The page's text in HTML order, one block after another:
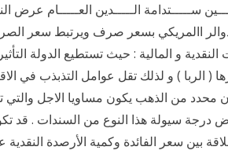
ســـــتدامة الـــــدين العـــــام عرض
االمريكي بسعر صرف ويرتبط سعر
و المالية : حيث تستطيع الدولة
( الربا ) و لذلك تقل عوامل التذبذب في
محدد من الذهب يكون مساويا الاجل
درجة سيولة هذا النوع من السندات . قد
بين سعر الفائدة وكمية الأرصدة